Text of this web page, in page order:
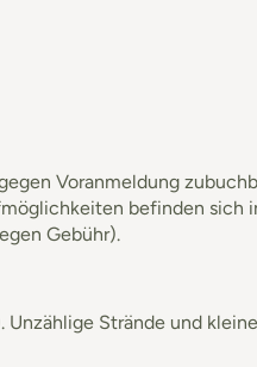
Voranmeldung
befinden
Gebühr).
Strände und